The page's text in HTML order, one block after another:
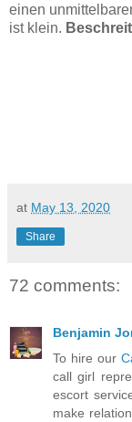
einen
ist klein.
at May 13, 2020
Share
72 comments:
Benjamin
To hire our
call girl
escort
make